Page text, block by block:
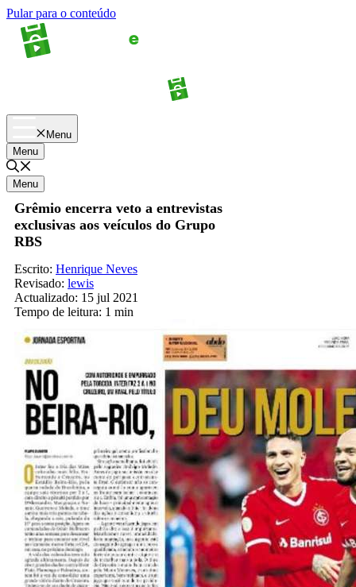
Pular para o conteúdo
Menu
Menu
Menu
Grêmio encerra veto a entrevistas
exclusivas aos veículos do Grupo
RBS
Escrito: Henrique Neves
Revisado: lewis
Actualizado: 15 jul 2021
Tempo de leitura: 1 min